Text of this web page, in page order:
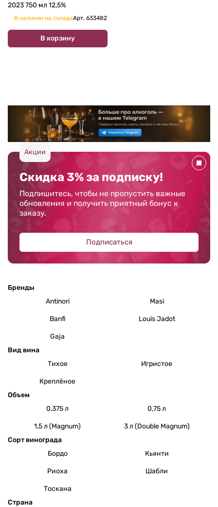
2023 750 мл 12,5%
В наличии на складеАрт. 633482
В корзину
Акции
Скидка 3% за подписку!
Подпишитесь, чтобы не пропустить важные
обновления и получить приятный бонус к
заказу.
Подписаться
Бренды
Antinori
Masi
Banfi Louis Jadot
Gaja
Вид вина
Тихое
Игристое
Креплёное
Объем
0,375 л
0,75 л
1,5 л (Magnum)
3 л (Double Magnum)
Сорт винограда
Бордо
Кьянти
Риоха Шабли
Тоскана
Страна